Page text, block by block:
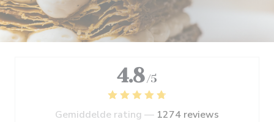
4.8 /5
Gemiddelde rating — 1274 reviews